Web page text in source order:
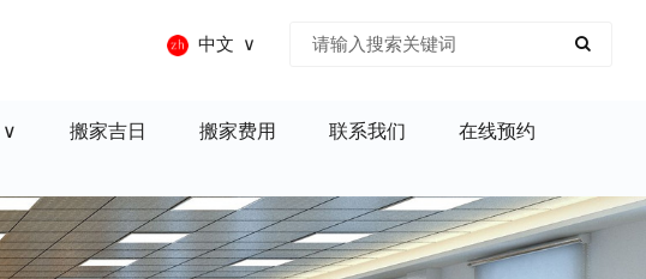
中文
搬家吉日 搬家费用 联系我们 在线预约